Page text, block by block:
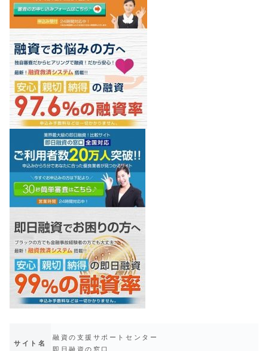
サイト名
融資の支援サポートセンター
即日融資の窓口